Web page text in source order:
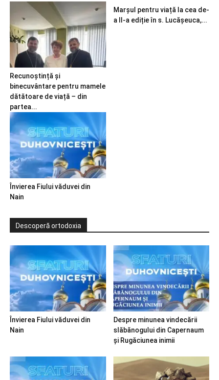
Recunoștință și
binecuvântare pentru mamele
dătătoare de viață – din
partea...
Marșul pentru viață la cea de-
a II-a ediție în s. Lucășeuca,...
Învierea Fiului văduvei din
Nain
Descoperă ortodoxia
Învierea Fiului văduvei din
Nain
Despre minunea vindecării
slăbănogului din Capernaum
și Rugăciunea inimii